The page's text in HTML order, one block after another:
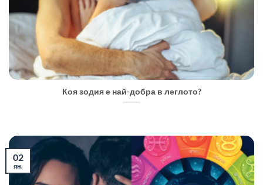
Коя зодия е най-добра в леглото?
02
ян.